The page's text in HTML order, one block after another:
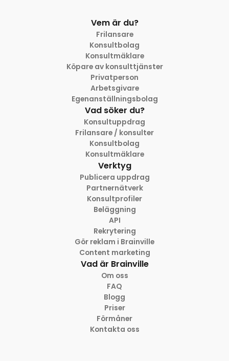
Vem är du?
Frilansare
Konsultbolag
Konsultmäklare
Köpare av konsulttjänster
Privatperson
Arbetsgivare
Egenanställningsbolag
Vad söker du?
Konsultuppdrag
Frilansare / konsulter
Konsultbolag
Konsultmäklare
Verktyg
Publicera uppdrag
Partnernätverk
Konsultprofiler
Beläggning
API
Rekrytering
Gör reklam i Brainville
Content marketing
Vad är Brainville
Om oss
FAQ
Blogg
Priser
Förmåner
Kontakta oss